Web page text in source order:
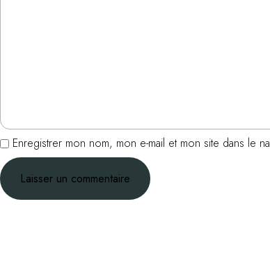
Enregistrer mon nom, mon e-mail et mon site dans le